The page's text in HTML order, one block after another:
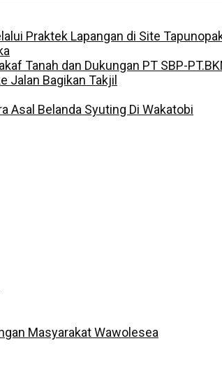
Praktek Lapangan di Site
Tanah dan Dukungan PT SBP-
Jalan Bagikan Takjil
Asal Belanda Syuting Di Wakatobi
Masyarakat Wawolesea